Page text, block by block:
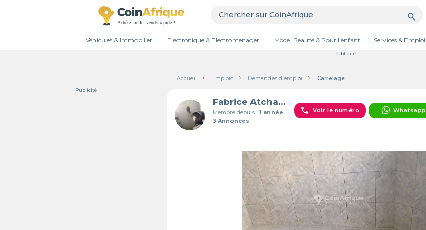
search
Véhicules & Immobilier Electronique & Electromenager Mode, Beauté & Pour l'enfant Services & Emploi
Publicité
Accueil Emplois Demandes d'emploi Carrelage
Publicité
Fabrice Atchade
Membre depuis1 année
3 Annonces
phone Voir le numéro Whatsapp